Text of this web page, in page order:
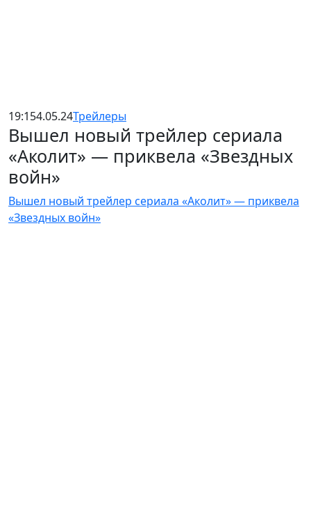
19:154.05.24Трейлеры
Вышел новый трейлер сериала
«Аколит» — приквела «Звездных
войн»
Вышел новый трейлер сериала «Аколит» — приквела
«Звездных войн»